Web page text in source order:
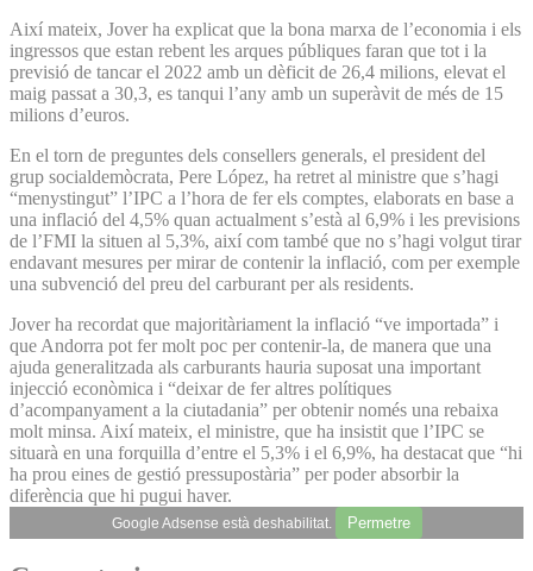
Així mateix, Jover ha explicat que la bona marxa de l’economia i els
ingressos que estan rebent les arques públiques faran que tot i la
previsió de tancar el 2022 amb un dèficit de 26,4 milions, elevat el
maig passat a 30,3, es tanqui l’any amb un superàvit de més de 15
milions d’euros.
En el torn de preguntes dels consellers generals, el president del
grup socialdemòcrata, Pere López, ha retret al ministre que s’hagi
“menystingut” l’IPC a l’hora de fer els comptes, elaborats en base a
una inflació del 4,5% quan actualment s’està al 6,9% i les previsions
de l’FMI la situen al 5,3%, així com també que no s’hagi volgut tirar
endavant mesures per mirar de contenir la inflació, com per exemple
una subvenció del preu del carburant per als residents.
Jover ha recordat que majoritàriament la inflació “ve importada” i
que Andorra pot fer molt poc per contenir-la, de manera que una
ajuda generalitzada als carburants hauria suposat una important
injecció econòmica i “deixar de fer altres polítiques
d’acompanyament a la ciutadania” per obtenir només una rebaixa
molt minsa. Així mateix, el ministre, que ha insistit que l’IPC se
situarà en una forquilla d’entre el 5,3% i el 6,9%, ha destacat que “hi
ha prou eines de gestió pressupostària” per poder absorbir la
diferència que hi pugui haver.
Google Adsense està deshabilitat. Permetre